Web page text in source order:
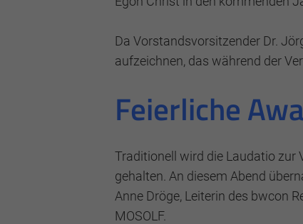
Da Vorstandsvorsitzender Dr.
aufzeichnen, das während der
Feierliche
Traditionell wird die Laudatio zur
gehalten. An diesem Abend
Anne Dröge, Leiterin des bwcon
MOSOLF.